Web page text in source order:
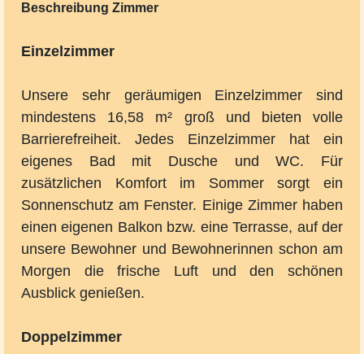
Beschreibung Zimmer
Einzelzimmer
Unsere sehr geräumigen Einzelzimmer sind
mindestens 16,58 m² groß und bieten volle
Barrierefreiheit. Jedes Einzelzimmer hat ein
eigenes Bad mit Dusche und WC. Für
zusätzlichen Komfort im Sommer sorgt ein
Sonnenschutz am Fenster. Einige Zimmer haben
einen eigenen Balkon bzw. eine Terrasse, auf der
unsere Bewohner und Bewohnerinnen schon am
Morgen die frische Luft und den schönen
Ausblick genießen.
Doppelzimmer